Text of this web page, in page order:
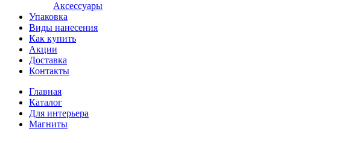
Аксессуары
Упаковка
Виды нанесения
Как купить
Акции
Доставка
Контакты
Главная
Каталог
Для интерьера
Магниты